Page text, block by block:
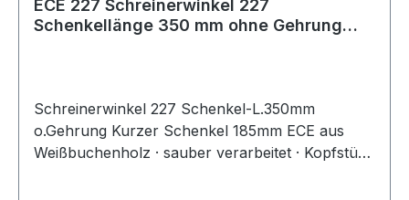
ECE 227 Schreinerwinkel 227
Schenkellänge 350 mm ohne Gehrung
Schreinerwinkel 227 Schenkel-L.350mm
o.Gehrung Kurzer Schenkel 185mm ECE aus
Weißbuchenholz · sauber verarbeitet · Kopfstück